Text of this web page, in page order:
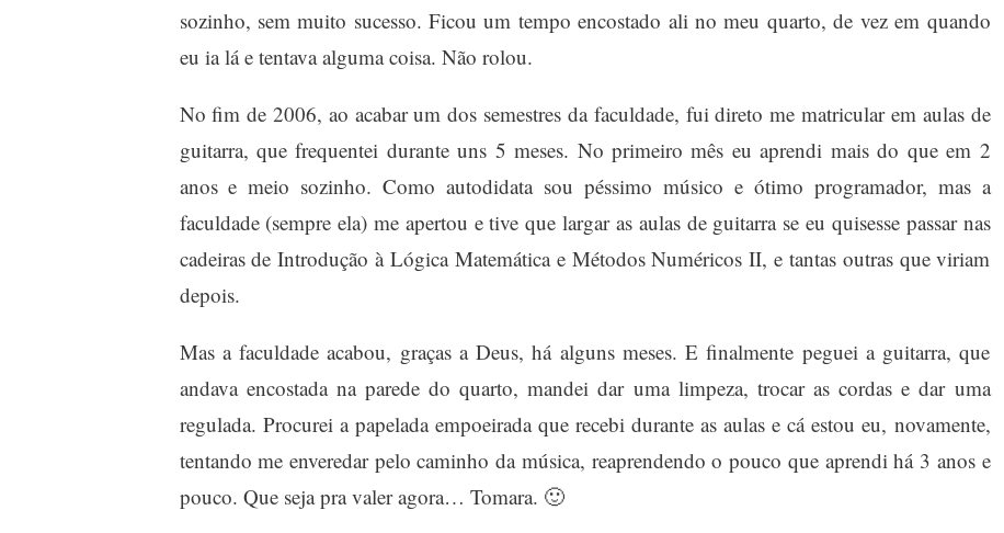
sozinho, sem muito sucesso. Ficou um tempo encostado ali no meu quarto, de vez em quando
eu ia lá e tentava alguma coisa. Não rolou.
No fim de 2006, ao acabar um dos semestres da faculdade, fui direto me matricular em aulas de
guitarra, que frequentei durante uns 5 meses. No primeiro mês eu aprendi mais do que em 2
anos e meio sozinho. Como autodidata sou péssimo músico e ótimo programador, mas a
faculdade (sempre ela) me apertou e tive que largar as aulas de guitarra se eu quisesse passar nas
cadeiras de Introdução à Lógica Matemática e Métodos Numéricos II, e tantas outras que viriam
depois.
Mas a faculdade acabou, graças a Deus, há alguns meses. E finalmente peguei a guitarra, que
andava encostada na parede do quarto, mandei dar uma limpeza, trocar as cordas e dar uma
regulada. Procurei a papelada empoeirada que recebi durante as aulas e cá estou eu, novamente,
tentando me enveredar pelo caminho da música, reaprendendo o pouco que aprendi há 3 anos e
pouco. Que seja pra valer agora… Tomara. 🙂